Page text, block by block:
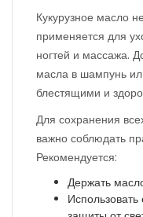
Кукурузное масло
применяется для
ногтей и массажа.
масла в шампунь
блестящими и
Для сохранения
важно соблюдать
Рекомендуется:
Держать